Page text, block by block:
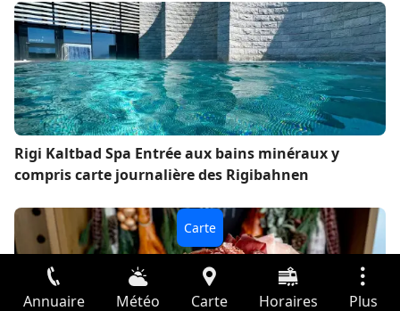
Rigi Kaltbad Spa Entrée aux bains minéraux y
compris carte journalière des Rigibahnen
Annuaire Météo Carte Horaires Plus